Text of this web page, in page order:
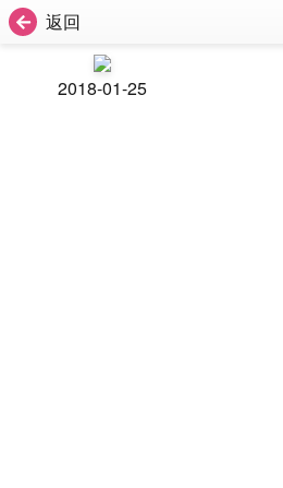
返回
2018-01-25